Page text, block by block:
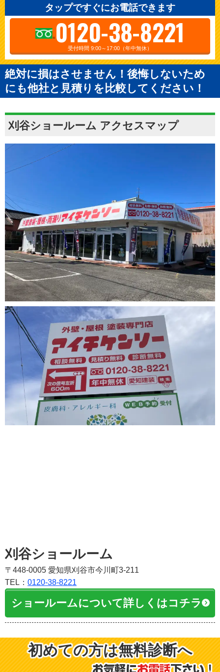
タップですぐにお電話できます
0120-38-8221
受付時間 9:00～17:00（年中無休）
絶対に損はさせません！後悔しないため
にも他社と見積りを比較してください！
刈谷ショールーム アクセスマップ
刈谷ショールーム
〒448-0005 愛知県刈谷市今川町3-211
TEL： 0120-38-8221
ショールームについて詳しくはコチラ
初めての方は無料診断へ